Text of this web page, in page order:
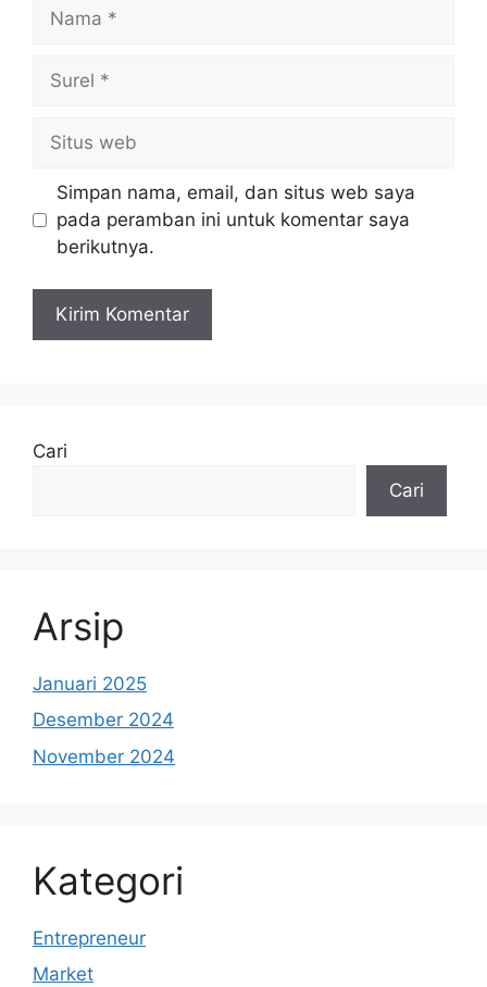
Nama
Surel
Situs
web
Simpan nama, email, dan situs web saya
pada peramban ini untuk komentar saya
berikutnya.
Cari
Cari
Arsip
Januari 2025
Desember 2024
November 2024
Kategori
Entrepreneur
Market